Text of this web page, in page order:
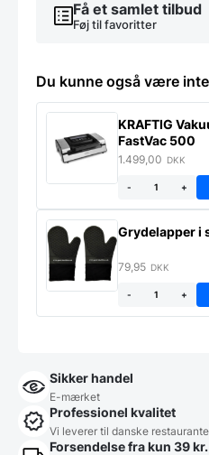
Få et samlet tilbud
Føj til favoritter
Du kunne også være
KRAFTIG
FastVac 500
1.499,00 DKK
- +
Grydelapper i
79,95 DKK
- +
Sikker handel
E-mærket
Professionel kvalitet
Vi leverer til danske
Forsendelse fra kun 39 kr.